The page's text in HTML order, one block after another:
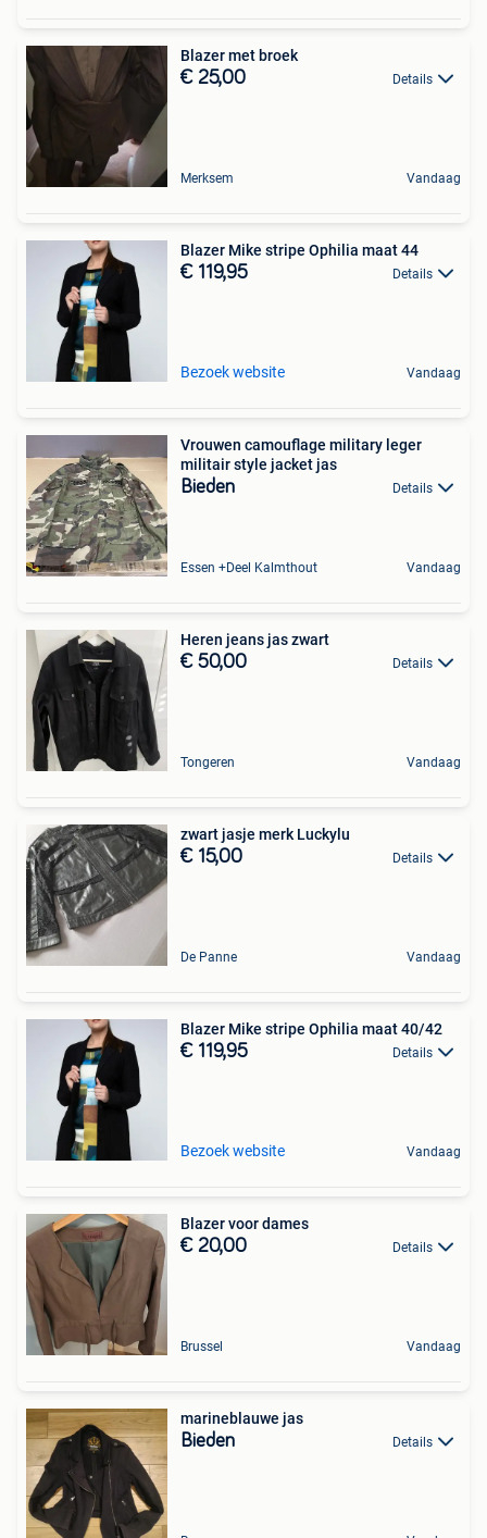
Blazer met broek
€ 25,00 Details
Merksem Vandaag
Blazer Mike stripe Ophilia maat 44
€ 119,95 Details
Bezoek website Vandaag
Vrouwen camouflage military leger
militair style jacket jas
Bieden Details
Essen +Deel Kalmthout Vandaag
Heren jeans jas zwart
€ 50,00 Details
Tongeren Vandaag
zwart jasje merk Luckylu
€ 15,00 Details
De Panne Vandaag
Blazer Mike stripe Ophilia maat 40/42
€ 119,95 Details
Bezoek website Vandaag
Blazer voor dames
€ 20,00 Details
Brussel Vandaag
marineblauwe jas
Bieden Details